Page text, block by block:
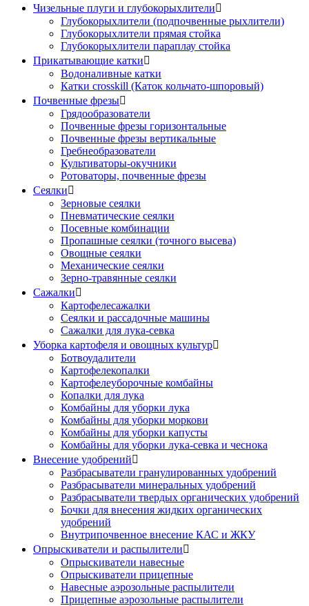
Чизельные плуги и глубокорыхлители
Глубокорыхлители (подпочвенные рыхлители)
Глубокорыхлители прямая стойка
Глубокорыхлители параплау стойка
Прикатывающие катки
Водоналивные катки
Катки crosskill (Каток кольчато-шпоровый)
Почвенные фрезы
Грядообразователи
Почвенные фрезы горизонтальные
Почвенные фрезы вертикальные
Гребнеобразователи
Культиваторы-окучники
Ротоваторы, почвенные фрезы
Сеялки
Зерновые сеялки
Пневматические сеялки
Посевные комбинации
Пропашные сеялки (точного высева)
Овощные сеялки
Механические сеялки
Зерно-травянные сеялки
Сажалки
Картофелесажалки
Сеялки и рассадочные машины
Сажалки для лука-севка
Уборка картофеля и овощных культур
Ботвоудалители
Картофелекопалки
Картофелеуборочные комбайны
Копалки для лука
Комбайны для уборки лука
Комбайны для уборки моркови
Комбайны для уборки капусты
Комбайны для уборки лука-севка и чеснока
Внесение удобрений
Разбрасыватели гранулированных удобрений
Разбрасыватели минеральных удобрений
Разбрасыватели твердых органических удобрений
Бочки для внесения жидких органических
удобрений
Внутрипочвенное внесение КАС и ЖКУ
Опрыскиватели и распылители
Опрыскиватели навесные
Опрыскиватели прицепные
Навесные аэрозольные распылители
Прицепные аэрозольные распылители